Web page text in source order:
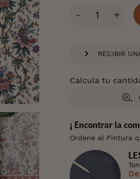
Cantidad
- +
RECIBIR
Calcula tu
¡ Encontrar la
Ordene el Pintura
De